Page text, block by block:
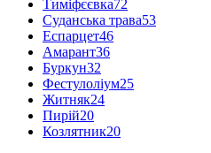
Тиміфєєвка72
Суданська трава53
Еспарцет46
Амарант36
Буркун32
Фестулоліум25
Житняк24
Пирій20
Козлятник20